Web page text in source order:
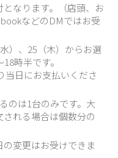
なります。（店頭、お
などのDMではお受
）、25（木）からお選
時半です。
当日にお支払いくださ
のは1台のみです。大
れる場合は個数分の
変更はお受けできま